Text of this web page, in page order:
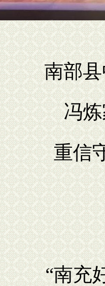
南部
冯
重信
“南充